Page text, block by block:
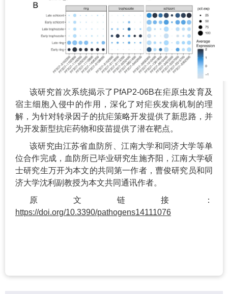
该研究首次系统揭示了PfAP2-06B在疟原虫发育及
宿主细胞入侵中的作用，深化了对疟疾发病机制的理
解，为针对转录因子的抗疟策略开发提供了新思路，并
为开发新型抗疟药物和疫苗提供了潜在靶点。
该研究由江苏省血防所、江南大学和同济大学等单
位合作完成，血防所已毕业研究生施齐阳，江南大学硕
士研究生万开为本文的共同第一作者，曹俊研究员和同
济大学沈利副教授为本文共同通讯作者。
原文链接：
https://doi.org/10.3390/pathogens14111076